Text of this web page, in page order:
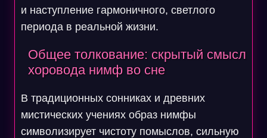
и наступление гармоничного, светлого
периода в реальной жизни.
Общее толкование: скрытый смысл
хоровода нимф во сне
В традиционных сонниках и древних
мистических учениях образ нимфы
символизирует чистоту помыслов, сильную